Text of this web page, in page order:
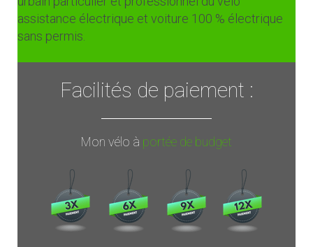
assistance électrique et voiture 100 % électrique
sans permis.
Facilités de paiement :
Mon vélo à portée de budget